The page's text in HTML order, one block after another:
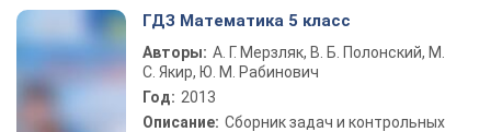
ГДЗ Математика 5 класс
Авторы: А. Г. Мерзляк, В. Б. Полонский, М.
С. Якир, Ю. М. Рабинович
Год: 2013
Описание: Сборник задач и контрольных